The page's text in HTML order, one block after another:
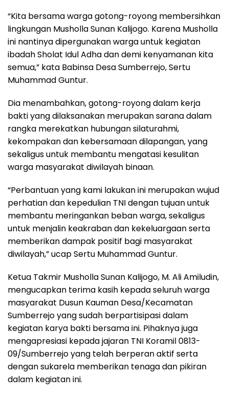
“Kita bersama warga gotong-royong membersihkan
lingkungan Musholla Sunan Kalijogo. Karena Musholla
ini nantinya dipergunakan warga untuk kegiatan
ibadah Sholat Idul Adha dan demi kenyamanan kita
semua,” kata Babinsa Desa Sumberrejo, Sertu
Muhammad Guntur.
Dia menambahkan, gotong-royong dalam kerja
bakti yang dilaksanakan merupakan sarana dalam
rangka merekatkan hubungan silaturahmi,
kekompakan dan kebersamaan dilapangan, yang
sekaligus untuk membantu mengatasi kesulitan
warga masyarakat diwilayah binaan.
“Perbantuan yang kami lakukan ini merupakan wujud
perhatian dan kepedulian TNI dengan tujuan untuk
membantu meringankan beban warga, sekaligus
untuk menjalin keakraban dan kekeluargaan serta
memberikan dampak positif bagi masyarakat
diwilayah,” ucap Sertu Muhammad Guntur.
Ketua Takmir Musholla Sunan Kalijogo, M. Ali Amiludin,
mengucapkan terima kasih kepada seluruh warga
masyarakat Dusun Kauman Desa/Kecamatan
Sumberrejo yang sudah berpartisipasi dalam
kegiatan karya bakti bersama ini. Pihaknya juga
mengapresiasi kepada jajaran TNI Koramil 0813-
09/Sumberrejo yang telah berperan aktif serta
dengan sukarela memberikan tenaga dan pikiran
dalam kegiatan ini.